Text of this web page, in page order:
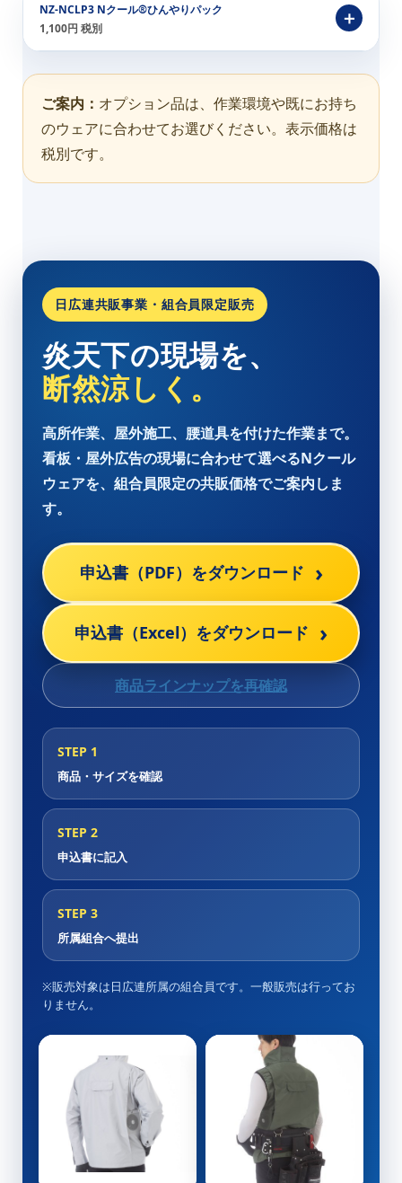
NZ-NCLP3 Nクール®ひんやりパック
1,100円 税別
ご案内： オプション品は、作業環境や既にお持ち
のウェアに合わせてお選びください。表示価格は
税別です。
日広連共販事業・組合員限定販売
炎天下の現場を、
断然涼しく。
高所作業、屋外施工、腰道具を付けた作業まで。
看板・屋外広告の現場に合わせて選べるNクール
ウェアを、組合員限定の共販価格でご案内しま
す。
申込書（PDF）をダウンロード
申込書（Excel）をダウンロード
商品ラインナップを再確認
STEP 1
商品・サイズを確認
STEP 2
申込書に記入
STEP 3
所属組合へ提出
※販売対象は日広連所属の組合員です。一般販売は行ってお
りません。